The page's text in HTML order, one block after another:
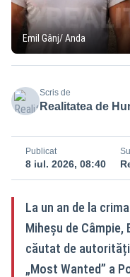
Emil Gânj/ Anda
Scris de
Realitatea de
Publicat
8 iul. 2026, 08:40
La un an de la
Miheșu de
căutat de
„Most Wanted” a